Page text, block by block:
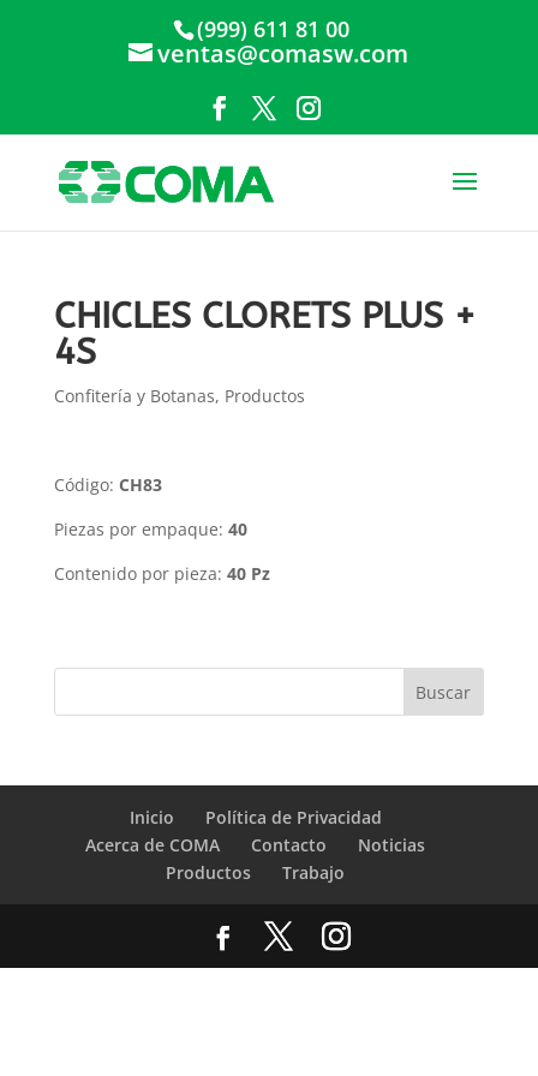
(999) 611 81 00
ventas@comasw.com
CHICLES CLORETS PLUS +
4S
Confitería y Botanas, Productos
Código: CH83
Piezas por empaque: 40
Contenido por pieza: 40 Pz
Inicio
Política de Privacidad
Acerca de COMA
Contacto
Noticias
Productos
Trabajo